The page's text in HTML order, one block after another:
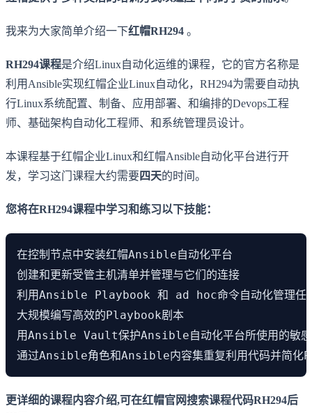
我来为大家简单介绍一下红帽RH294 。
RH294课程是介绍Linux自动化运维的课程，它的官方名称是
利用Ansible实现红帽企业Linux自动化，RH294为需要自动执
行Linux系统配置、制备、应用部署、和编排的Devops工程
师、基础架构自动化工程师、和系统管理员设计。
本课程基于红帽企业Linux和红帽Ansible自动化平台进行开
发，学习这门课程大约需要四天的时间。
您将在RH294课程中学习和练习以下技能：
在控制节点中安装红帽Ansible自动化平台
创建和更新受管主机清单并管理与它们的连接
利用Ansible Playbook 和 ad hoc命令自动化管理任
大规模编写高效的Playbook剧本
用Ansible Vault保护Ansible自动化平台所使用的敏感
通过Ansible角色和Ansible内容集重复利用代码并简化
更详细的课程内容介绍,可在红帽官网搜索课程代码RH294后